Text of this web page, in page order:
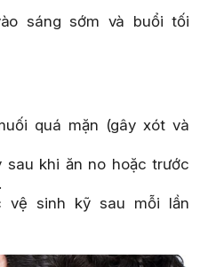
sáng sớm và buổi tối
quá mặn (gây xót và
sau khi ăn no hoặc trước
vệ sinh kỹ sau mỗi lần